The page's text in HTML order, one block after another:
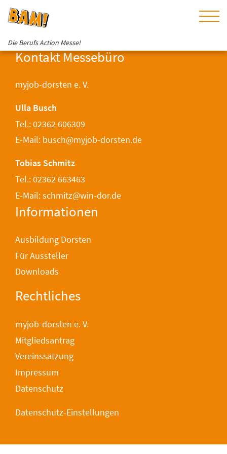
Die Berufs Action Messe!
Kontakt Messebüro
myjob-dorsten e. V.
Ulla Busch
Tel.: 02362 606309
E-Mail: busch@myjob-dorsten.de
Tobias Schmitz
Tel.: 02362 663463
E-Mail: schmitz@win-dor.de
Informationen
Ausbildung Dorsten
Für Aussteller
Downloads
Rechtliches
myjob-dorsten e. V.
Mitgliedsantrag
Vereinssatzung
Impressum
Datenschutz
Datenschutz-Einstellungen